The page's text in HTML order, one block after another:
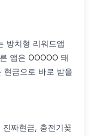
방치형 리워드앱
앱은 OOOOO 돼
현금으로 바로 받을
짜현금, 충전기꽂